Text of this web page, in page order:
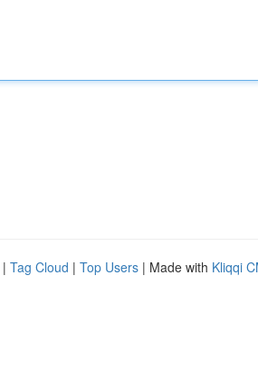
| Tag Cloud | Top Users | Made with Kliqqi